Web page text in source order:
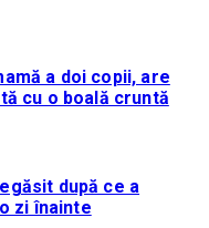
a doi copii, are
cu o boală cruntă
după ce a
zi înainte